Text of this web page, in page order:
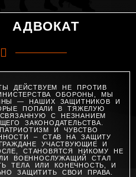
АДВОКАТ
ДЕЙСТВУЕМ НЕ ПРОТИВ
ОБОРОНЫ, МЫ
— НАШИХ ЗАЩИТНИКОВ И
ПОПАЛИ В ТЯЖЕЛУЮ
С НЕЗНАНИЕМ
ЗАКОНОДАТЕЛЬСТВА.
И ЧУВСТВО
– СТАВ НА ЗАЩИТУ
УЧАСТВУЮЩИЕ И
СТАНОВЯТСЯ НИКОМУ НЕ
ВОЕННОСЛУЖАЩИЙ СТАЛ
ТЕЛА ИЛИ КОНЕЧНОСТЬ, И
ЗАЩИТИТЬ СВОИ ПРАВА.